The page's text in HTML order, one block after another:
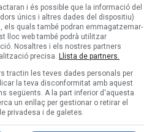
tot i que
el
de la
per
que
i és possible que la informació del
únics i altres dades del dispositiu)
els quals també podran emmagatzemar-
lloc web també podrà utilitzar
Nosaltres i els nostres partners
precisa. Llista de partners.
tractin les teves dades personals per
la teva disconformitat amb aquest
següents. A la part inferior d'aquesta
un enllaç per gestionar o retirar el
privadesa i de galetes.